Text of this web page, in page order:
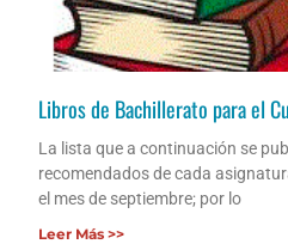
Libros de Bachillerato para el
La lista que a continuación se
recomendados de cada
el mes de septiembre; por lo
Leer Más >>